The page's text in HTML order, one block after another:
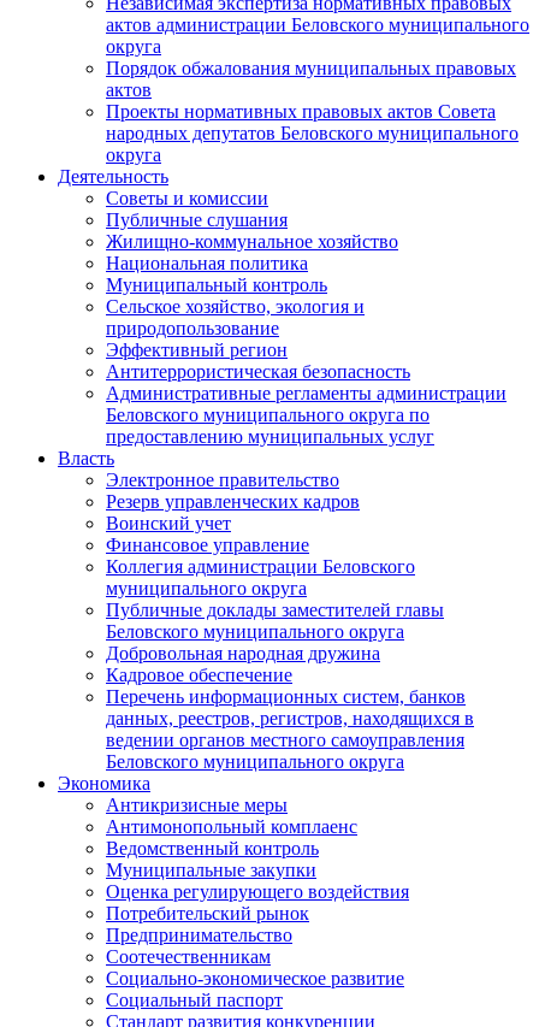
актов администрации Беловского муниципального
округа
Порядок обжалования муниципальных правовых
актов
Проекты нормативных правовых актов Совета
народных депутатов Беловского муниципального
округа
Деятельность
Советы и комиссии
Публичные слушания
Жилищно-коммунальное хозяйство
Национальная политика
Муниципальный контроль
Сельское хозяйство, экология и
природопользование
Эффективный регион
Антитеррористическая безопасность
Административные регламенты администрации
Беловского муниципального округа по
предоставлению муниципальных услуг
Власть
Электронное правительство
Резерв управленческих кадров
Воинский учет
Финансовое управление
Коллегия администрации Беловского
муниципального округа
Публичные доклады заместителей главы
Беловского муниципального округа
Добровольная народная дружина
Кадровое обеспечение
Перечень информационных систем, банков
данных, реестров, регистров, находящихся в
ведении органов местного самоуправления
Беловского муниципального округа
Экономика
Антикризисные меры
Антимонопольный комплаенс
Ведомственный контроль
Муниципальные закупки
Оценка регулирующего воздействия
Потребительский рынок
Предпринимательство
Соотечественникам
Социально-экономическое развитие
Социальный паспорт
Стандарт развития конкуренции